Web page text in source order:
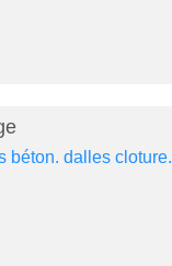
béton. dalles cloture.